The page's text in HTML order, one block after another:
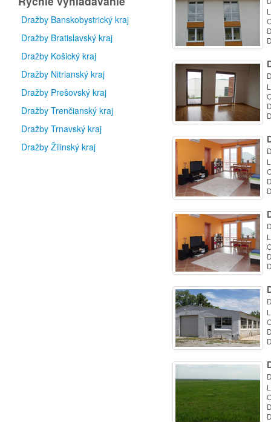
Dražby Banskobystrický kraj
Dražby Bratislavský kraj
Dražby Košický kraj
Dražby Nitrianský kraj
Dražby Prešovský kraj
Dražby Trenčianský kraj
Dražby Trnavský kraj
Dražby Žilinský kraj